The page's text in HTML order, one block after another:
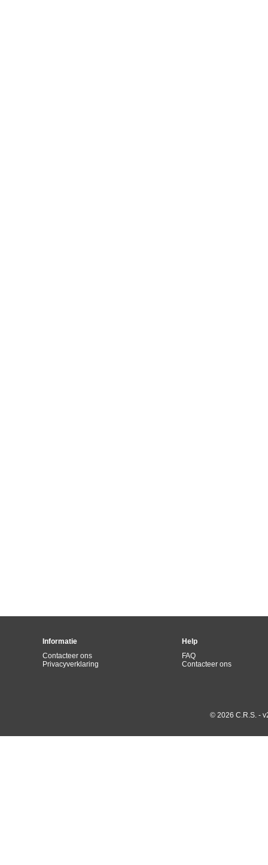
Informatie
Contacteer ons
Privacyverklaring
Help
FAQ
Contacteer ons
© 2026 C.R.S. -